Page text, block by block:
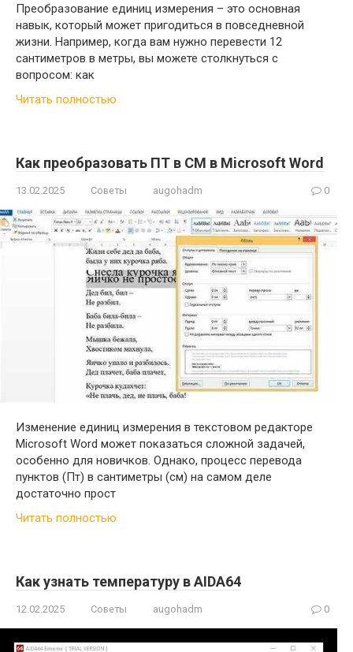
Преобразование единиц измерения – это основная
навык, который может пригодиться в повседневной
жизни. Например, когда вам нужно перевести 12
сантиметров в метры, вы можете столкнуться с
вопросом: как
Читать полностью
Как преобразовать ПТ в СМ в Microsoft Word
13.02.2025 Советы augohadm 0
Изменение единиц измерения в текстовом редакторе
Microsoft Word может показаться сложной задачей,
особенно для новичков. Однако, процесс перевода
пунктов (Пт) в сантиметры (см) на самом деле
достаточно прост
Читать полностью
Как узнать температуру в AIDA64
12.02.2025 Советы augohadm 0